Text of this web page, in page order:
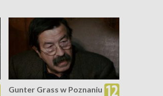
Gunter Grass w Poznaniu